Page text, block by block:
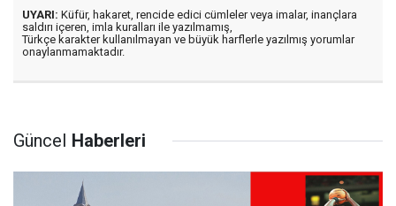
UYARI: Küfür, hakaret, rencide edici cümleler veya imalar, inançlara
saldırı içeren, imla kuralları ile yazılmamış,
Türkçe karakter kullanılmayan ve büyük harflerle yazılmış yorumlar
onaylanmamaktadır.
Güncel Haberleri